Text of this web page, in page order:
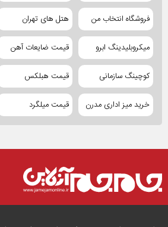
فروشگاه انتخاب من هتل های تهران
میکروبلیدینگ ابرو قیمت ضایعات آهن
کوچینگ سازمانی قیمت هبلکس
خرید میز اداری مدرن قیمت میلگرد